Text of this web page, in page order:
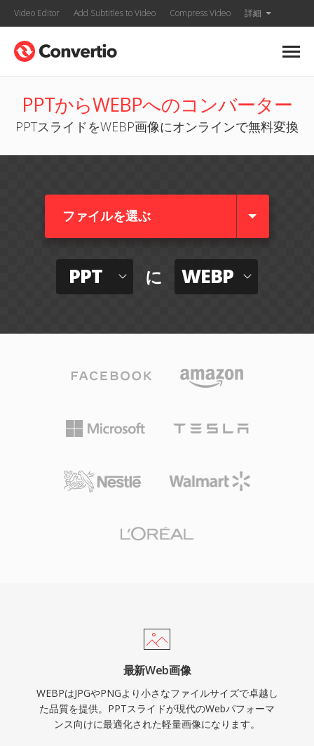
Video Editor Add Subtitles to Video Compress Video 詳細
PPTからWEBPへのコンバーター
PPTスライドをWEBP画像にオンラインで無料変換
ファイルを選ぶ
PPT に WEBP
最新Web画像
WEBPはJPGやPNGより小さなファイルサイズで卓越し
た品質を提供。PPTスライドが現代のWebパフォーマ
ンス向けに最適化された軽量画像になります。